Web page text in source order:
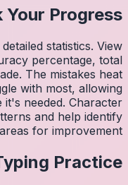
Monitor
your
map
you to